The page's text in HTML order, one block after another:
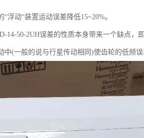
浮动“装置运动误差降低15~20%。
14-50-2UH误差的性质本身带来一个缺点，
(一般的说与行星传动相同)使齿轮的低频误